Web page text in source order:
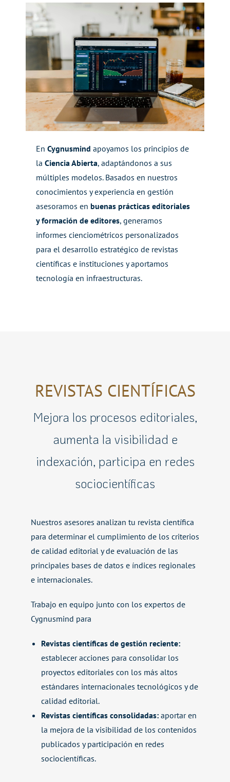
En Cygnusmind apoyamos los principios de
la Ciencia Abierta, adaptándonos a sus
múltiples modelos. Basados en nuestros
conocimientos y experiencia en gestión
asesoramos en buenas prácticas editoriales
yformación de editores, generamos
informes cienciométricos personalizados
para el desarrollo estratégico de revistas
científicas e instituciones y aportamos
tecnología en infraestructuras.
REVISTAS CIENTÍFICAS
Mejora los procesos editoriales,
aumenta la visibilidad e
indexación, participa en redes
sociocientíficas
Nuestros asesores analizan tu revista científica
para determinar el cumplimiento de los criterios
de calidad editorial y de evaluación de las
principales bases de datos e índices regionales
e internacionales.
Trabajo en equipo junto con los expertos de
Cygnusmind para
Revistas científicas de gestión reciente:
establecer acciones para consolidar los
proyectos editoriales con los más altos
estándares internacionales tecnológicos y de
calidad editorial.
Revistas científicas consolidadas: aportar en
la mejora de la visibilidad de los contenidos
publicados y participación en redes
sociocientíficas.